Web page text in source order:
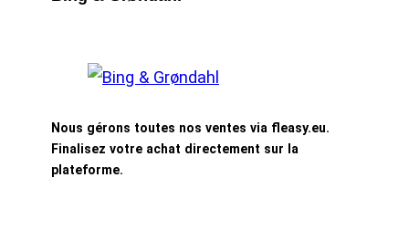
Nous gérons toutes nos ventes via fleasy.eu.
Finalisez votre achat directement sur la
plateforme.